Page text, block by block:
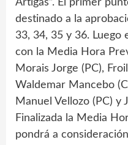
Artigas”. El primer
destinado a la
33, 34, 35 y 36. Luego
con la Media Hora
Morais Jorge (PC),
Waldemar Mancebo
Manuel Vellozo (PC) y
Finalizada la Media
pondrá a